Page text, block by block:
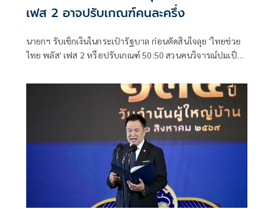
เฟส 2 อาจปรับเกณฑ์คนละครึ่ง
นายกฯ รับเช็กเงินในกระเป๋ารัฐบาล ก่อนตัดสินใจลุย 'ไทยช่วย
ไทย พลัส' เฟส 2 หรือปรับเกณฑ์ 50:50 สวนคนวิจารณ์ปมเป็น
แข็งแรง